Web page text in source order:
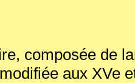
composée de
aux XVe